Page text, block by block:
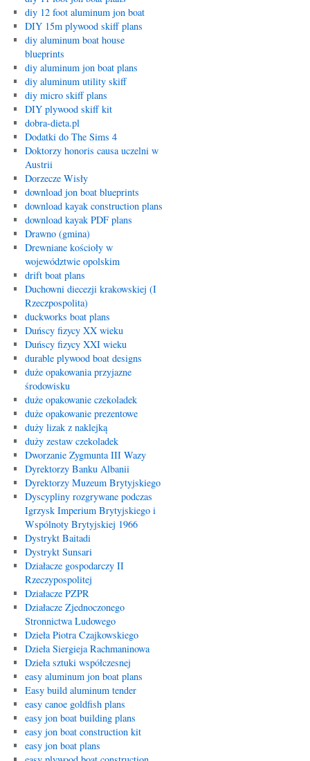
diy 12 foot aluminum jon boat
DIY 15m plywood skiff plans
diy aluminum boat house
blueprints
diy aluminum jon boat plans
diy aluminum utility skiff
diy micro skiff plans
DIY plywood skiff kit
dobra-dieta.pl
Dodatki do The Sims 4
Doktorzy honoris causa uczelni w
Austrii
Dorzecze Wisły
download jon boat blueprints
download kayak construction plans
download kayak PDF plans
Drawno (gmina)
Drewniane kościoły w
województwie opolskim
drift boat plans
Duchowni diecezji krakowskiej (I
Rzeczpospolita)
duckworks boat plans
Duńscy fizycy XX wieku
Duńscy fizycy XXI wieku
durable plywood boat designs
duże opakowania przyjazne
środowisku
duże opakowanie czekoladek
duże opakowanie prezentowe
duży lizak z naklejką
duży zestaw czekoladek
Dworzanie Zygmunta III Wazy
Dyrektorzy Banku Albanii
Dyrektorzy Muzeum Brytyjskiego
Dyscypliny rozgrywane podczas
Igrzysk Imperium Brytyjskiego i
Wspólnoty Brytyjskiej 1966
Dystrykt Baitadi
Dystrykt Sunsari
Działacze gospodarczy II
Rzeczypospolitej
Działacze PZPR
Działacze Zjednoczonego
Stronnictwa Ludowego
Dzieła Piotra Czajkowskiego
Dzieła Siergieja Rachmaninowa
Dzieła sztuki współczesnej
easy aluminum jon boat plans
Easy build aluminum tender
easy canoe goldfish plans
easy jon boat building plans
easy jon boat construction kit
easy jon boat plans